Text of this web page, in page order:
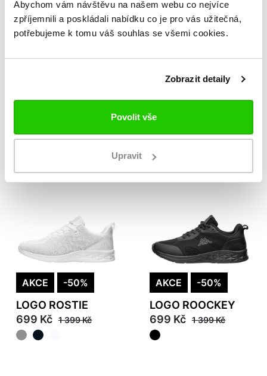
Abychom vám návštěvu na našem webu co nejvíce
zpříjemnili a poskládali nabídku co je pro vás užitečná,
potřebujeme k tomu váš souhlas se všemi cookies.
Zobrazit detaily
Povolit vše
Upravit
AKCE -50%
699 Kč
AKCE -50%
LOGO ROSTIE
699 Kč 1 399 Kč
AKCE -50%
LOGO ROOCKEY
699 Kč 1 399 Kč